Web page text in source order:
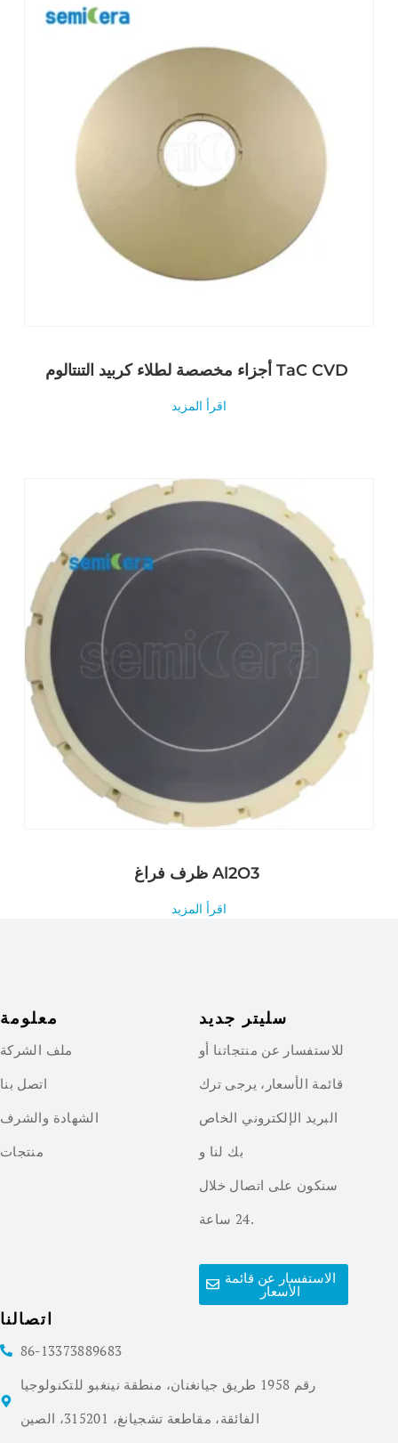
أجزاء مخصصة لطلاء كربيد التنتالوم TaC CVD
اقرأ المزيد
ظرف فراغ Al2O3
اقرأ المزيد
معلومة
ملف الشركة
اتصل بنا
الشهادة والشرف
منتجات
سليتر جديد
للاستفسار عن منتجاتنا أو
قائمة الأسعار، يرجى ترك
البريد الإلكتروني الخاص
بك لنا و
سنكون على اتصال خلال
24 ساعة.
الاستفسار عن قائمة
الأسعار
اتصالنا
86-13373889683
رقم 1958 طريق جيانغنان، منطقة نينغبو للتكنولوجيا
الفائقة، مقاطعة تشجيانغ، 315201، الصين